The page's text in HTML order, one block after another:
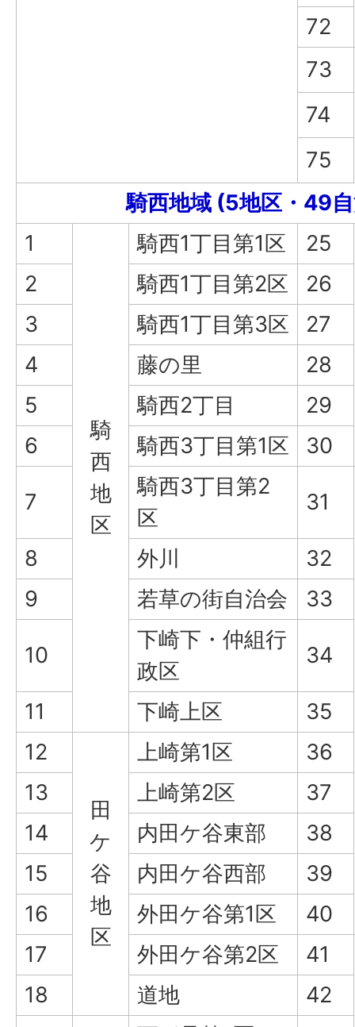
72
73
74
75
騎西地域 (5地区・49
1
騎
西
地
区
騎西1丁目第1区
25
2
騎西1丁目第2区
26
3
騎西1丁目第3区
27
4
藤の里
28
5
騎西2丁目
29
6
騎西3丁目第1区 30
7
騎西3丁目第2
区
31
8 外川
32
9
若草の街自治会 33
10
下崎下・仲組行
政区
34
11 下崎上区
35
12
田
ケ
谷
地
区
上崎第1区
36
13
上崎第2区
37
14
内田ケ谷東部
38
15
内田ケ谷西部
39
16
外田ケ谷第1区
40
17
外田ケ谷第2区
41
18
道地
42